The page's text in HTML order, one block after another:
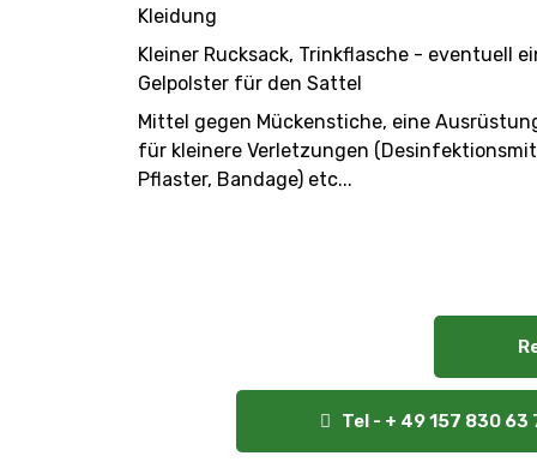
Kleidung
Kleiner Rucksack, Trinkflasche - eventuell
Gelpolster für den Sattel
Mittel gegen Mückenstiche, eine
für kleinere Verletzungen
Pflaster, Bandage) etc...
Tel - + 49 157 830